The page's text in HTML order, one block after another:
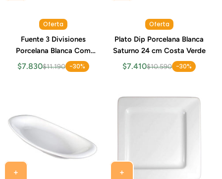
Oferta
Fuente 3 Divisiones
Porcelana Blanca Com
32x17 cm Costa Verde
$7.830$11.190 -30%
Oferta
Plato Dip Porcelana Blanca
Saturno 24 cm Costa Verde
$7.410$10.590 -30%